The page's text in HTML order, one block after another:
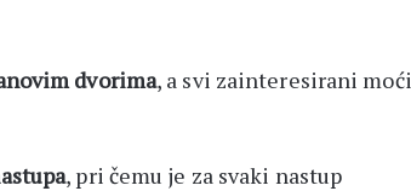
dvorima, a svi zainteresirani moći
, pri čemu je za svaki nastup